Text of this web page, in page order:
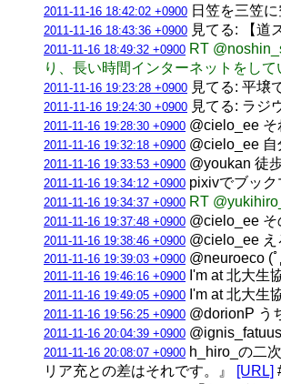
2011-11-16 18:42:02 +0900 日笠を三笠
2011-11-16 18:43:36 +0900 見てる: 【道
2011-11-16 18:49:32 +0900 RT
り、長い時間インターネットをし
2011-11-16 19:23:28 +0900 見てる: 平壌
2011-11-16 19:24:30 +0900 見てる: ラジ
2011-11-16 19:28:30 +0900 @cielo_ee
2011-11-16 19:32:18 +0900 @cielo_ee
2011-11-16 19:33:53 +0900 @youkan 徒
2011-11-16 19:34:12 +0900 pixivでブッ
2011-11-16 19:34:37 +0900 RT
2011-11-16 19:37:48 +0900 @cielo_ee
2011-11-16 19:38:46 +0900 @cielo_ee え
2011-11-16 19:39:03 +0900 @neuroeco (
2011-11-16 19:46:16 +0900 I'm at 北大
2011-11-16 19:49:05 +0900 I'm at 北大生
2011-11-16 19:56:25 +0900 @dorionP う
2011-11-16 20:04:39 +0900
2011-11-16 20:08:07 +0900 h_hiro_の二
リア充との差はそれです。』
[URL]